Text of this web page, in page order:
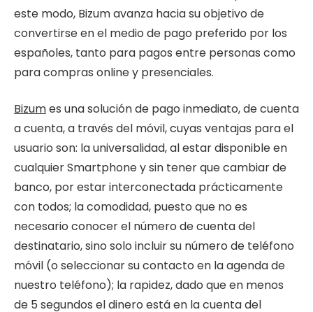
este modo, Bizum avanza hacia su objetivo de
convertirse en el medio de pago preferido por los
españoles, tanto para pagos entre personas como
para compras online y presenciales.
Bizumes una solución de pago inmediato, de cuenta
a cuenta, a través del móvil, cuyas ventajas para el
usuario son: la universalidad, al estar disponible en
cualquier Smartphone y sin tener que cambiar de
banco, por estar interconectada prácticamente
con todos; la comodidad, puesto que no es
necesario conocer el número de cuenta del
destinatario, sino solo incluir su número de teléfono
móvil (o seleccionar su contacto en la agenda de
nuestro teléfono); la rapidez, dado que en menos
de 5 segundos el dinero está en la cuenta del